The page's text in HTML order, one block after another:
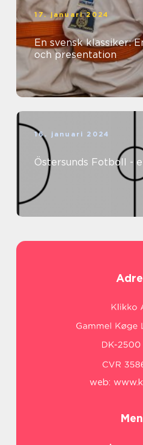
17. januari 2024
En svensk klassiker:
och presentation
16. januari 2024
Östersunds Fotboll -
web: